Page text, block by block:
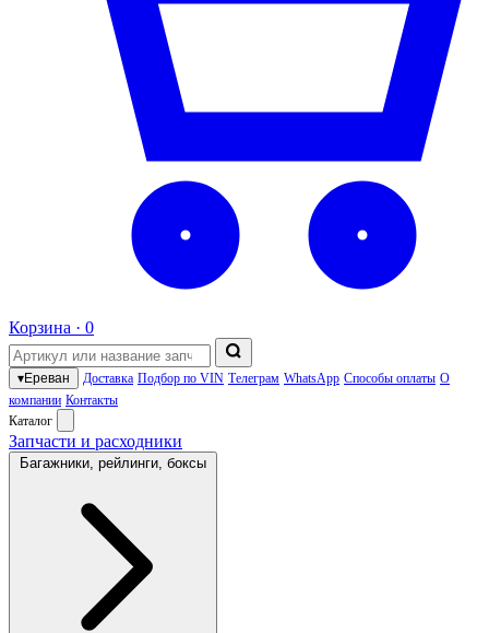
Корзина · 0
▾Ереван Доставка Подбор по VIN Телеграм WhatsApp Способы оплаты О
компании Контакты
Каталог
Запчасти и расходники
Багажники, рейлинги, боксы